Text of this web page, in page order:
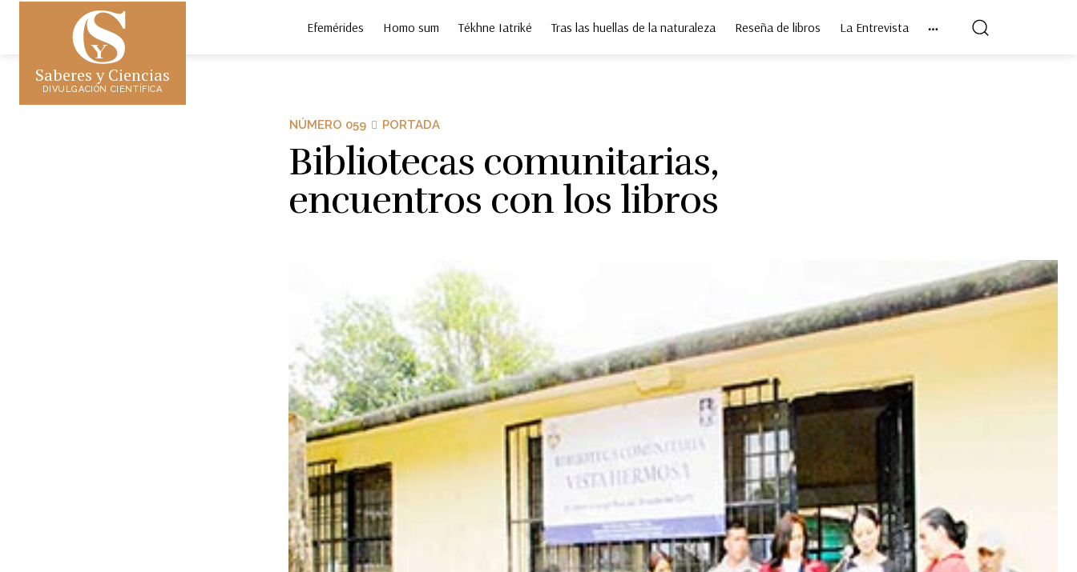
Saberes y Ciencias
DIVULGACIÓN CIENTÍFICA
Efemérides Homo sum Tékhne Iatriké Tras las huellas de la naturaleza Reseña de libros La Entrevista
NÚMERO 059 PORTADA
Bibliotecas comunitarias,
encuentros con los libros